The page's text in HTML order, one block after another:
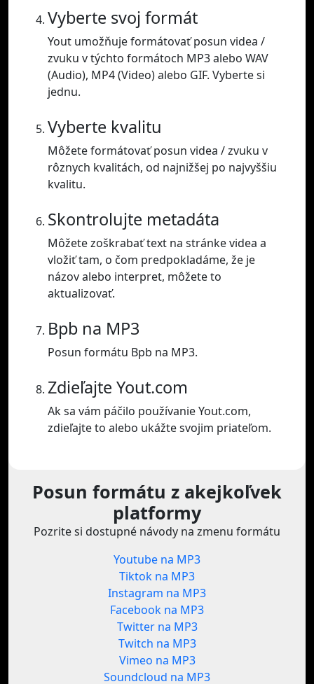
Vyberte svoj formát
Yout umožňuje formátovať posun videa /
zvuku v týchto formátoch MP3 alebo WAV
(Audio), MP4 (Video) alebo GIF. Vyberte si
jednu.
Vyberte kvalitu
Môžete formátovať posun videa / zvuku v
rôznych kvalitách, od najnižšej po najvyššiu
kvalitu.
Skontrolujte metadáta
Môžete zoškrabať text na stránke videa a
vložiť tam, o čom predpokladáme, že je
názov alebo interpret, môžete to
aktualizovať.
Bpb na MP3
Posun formátu Bpb na MP3.
Zdieľajte Yout.com
Ak sa vám páčilo používanie Yout.com,
zdieľajte to alebo ukážte svojim priateľom.
Posun formátu z akejkoľvek
platformy
Pozrite si dostupné návody na zmenu formátu
Youtube na MP3
Tiktok na MP3
Instagram na MP3
Facebook na MP3
Twitter na MP3
Twitch na MP3
Vimeo na MP3
Soundcloud na MP3